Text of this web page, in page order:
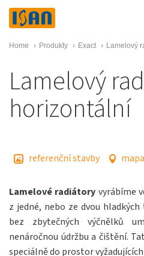
Home › Produkty › Exact › Lamelový
Lamelový
horizontální
referenční stavby
Lamelové radiátory vyrábíme
z jedné, nebo ze dvou
bez zbytečných výčnělků
nenáročnou údržbu a čištění.
speciálně do prostor